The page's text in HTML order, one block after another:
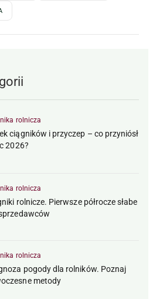
rolnicza
ciągników i przyczep – co przyniósł
2026?
rolnicza
rolnicze. Pierwsze półrocze słabe
rolnicza
pogody dla rolników. Poznaj
metody